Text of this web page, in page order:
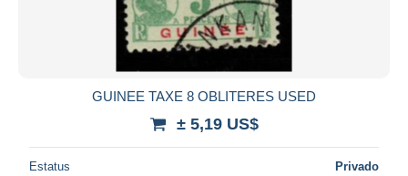
GUINEE TAXE 8 OBLITERES USED
± 5,19 US$
Estatus Privado